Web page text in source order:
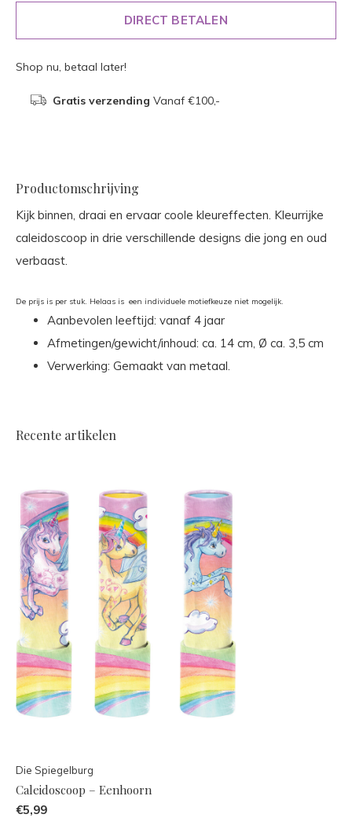
DIRECT BETALEN
Shop nu, betaal later!
Gratis verzending Vanaf €100,-
Productomschrijving
Kijk binnen, draai en ervaar coole kleureffecten. Kleurrijke
caleidoscoop in drie verschillende designs die jong en oud
verbaast.
De prijs is per stuk. Helaas is een individuele motiefkeuze niet mogelijk.
Aanbevolen leeftijd: vanaf 4 jaar
Afmetingen/gewicht/inhoud: ca. 14 cm, Ø ca. 3,5 cm
Verwerking: Gemaakt van metaal.
Recente artikelen
Die Spiegelburg
Caleidoscoop – Eenhoorn
€5,99